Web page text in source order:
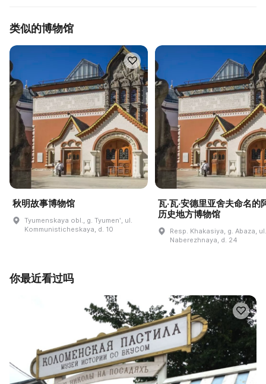
类似的博物馆
秋明故事博物馆
Tyumenskaya obl., g. Tyumenʹ, ul.
Kommunisticheskaya, d. 10
瓦·瓦·安德里亚舍夫命名的
历史地方博物馆
Resp. Khakasiya, g. Abaza, ul.
Naberezhnaya, d. 24
你最近看过吗